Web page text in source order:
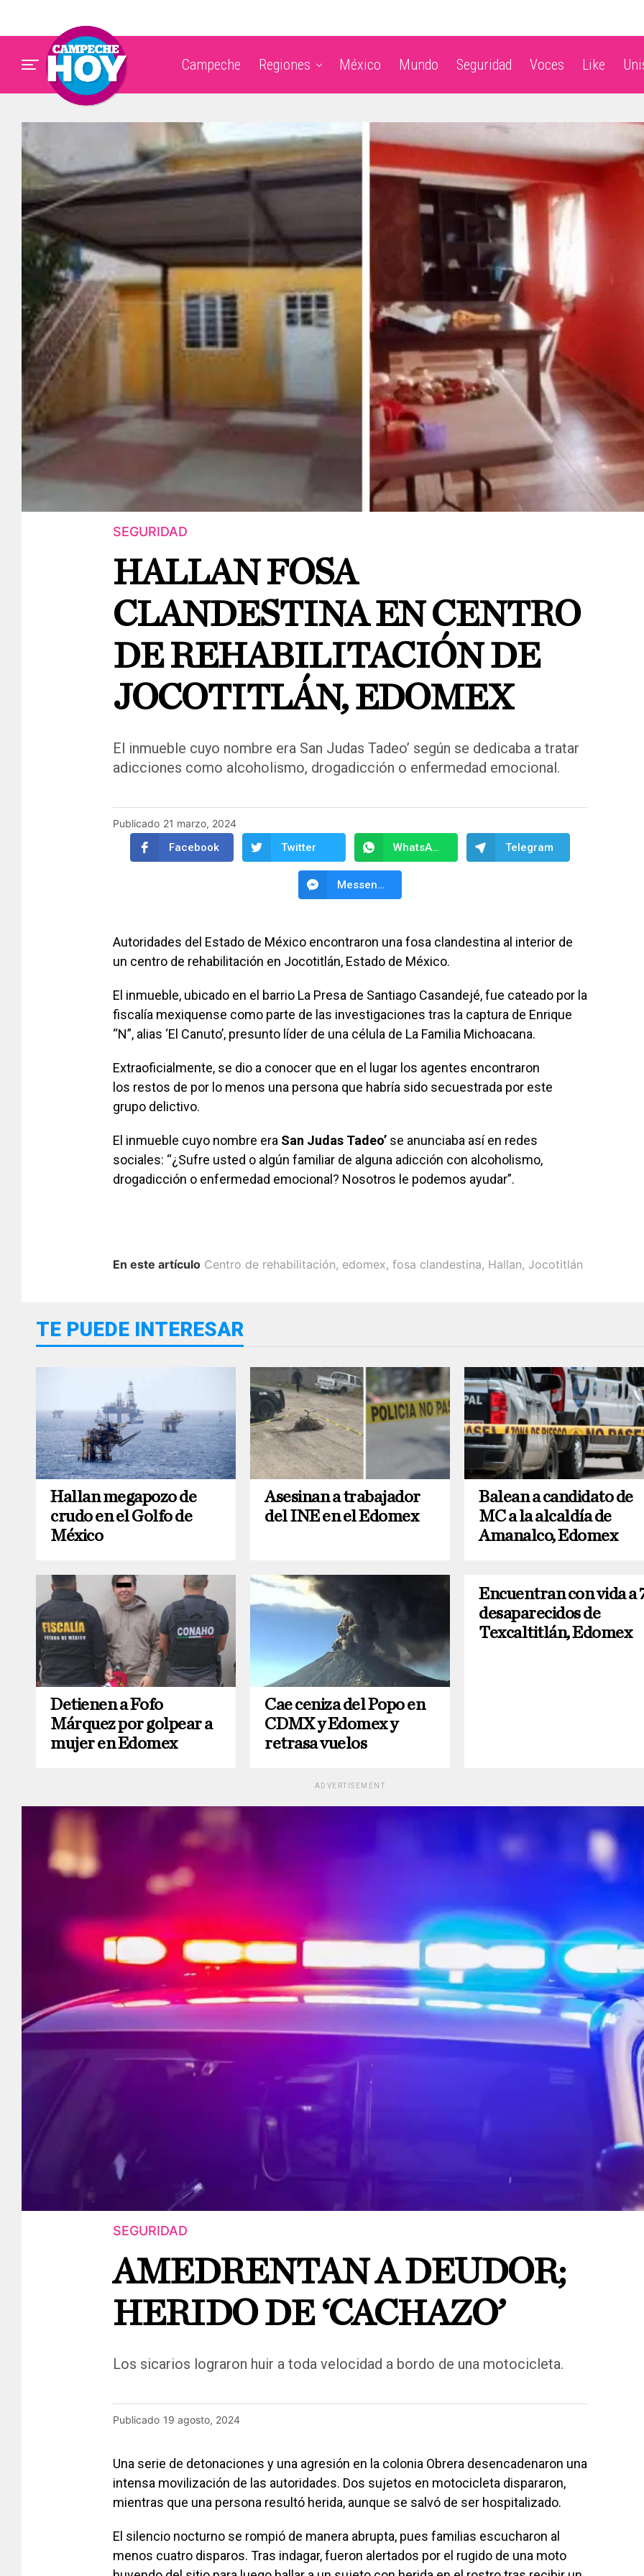
Campeche Regiones México Mundo Seguridad Voces Like
SEGURIDAD
HALLAN FOSA
CLANDESTINA EN CENTRO
DE REHABILITACIÓN DE
JOCOTITLÁN, EDOMEX
El inmueble cuyo nombre era San Judas Tadeo’ según se dedicaba a tratar
adicciones como alcoholismo, drogadicción o enfermedad emocional.
Publicado 21 marzo, 2024
Facebook Twitter WhatsApp Telegram
Messenger
Autoridades del Estado de México encontraron una fosa clandestina al interior de
un centro de rehabilitación en Jocotitlán, Estado de México.
El inmueble, ubicado en el barrio La Presa de Santiago Casandejé, fue cateado por la
fiscalía mexiquense como parte de las investigaciones tras la captura de Enrique
“N”, alias ‘El Canuto’, presunto líder de una célula de La Familia Michoacana.
Extraoficialmente, se dio a conocer que en el lugar los agentes encontraron
los restos de por lo menos una persona que habría sido secuestrada por este
grupo delictivo.
El inmueble cuyo nombre era San Judas Tadeo’ se anunciaba así en redes
sociales: “¿Sufre usted o algún familiar de alguna adicción con alcoholismo,
drogadicción o enfermedad emocional? Nosotros le podemos ayudar”.
En este artículo Centro de rehabilitación, edomex, fosa clandestina, Hallan, Jocotitlán
TE PUEDE INTERESAR
Hallan megapozo de
crudo en el Golfo de
México
Asesinan a trabajador
del INE en el Edomex
Balean a candidato de
MC a la alcaldía de
Amanalco, Edomex
Detienen a Fofo
Márquez por golpear a
mujer en Edomex
Cae ceniza del Popo en
CDMX y Edomex y
retrasa vuelos
Encuentran con vida a
desaparecidos de
Texcaltitlán, Edomex
ADVERTISEMENT
SEGURIDAD
AMEDRENTAN A DEUDOR;
HERIDO DE ‘CACHAZO’
Los sicarios lograron huir a toda velocidad a bordo de una motocicleta.
Publicado 19 agosto, 2024
Una serie de detonaciones y una agresión en la colonia Obrera desencadenaron una
intensa movilización de las autoridades. Dos sujetos en motocicleta dispararon,
mientras que una persona resultó herida, aunque se salvó de ser hospitalizado.
El silencio nocturno se rompió de manera abrupta, pues familias escucharon al
menos cuatro disparos. Tras indagar, fueron alertados por el rugido de una moto